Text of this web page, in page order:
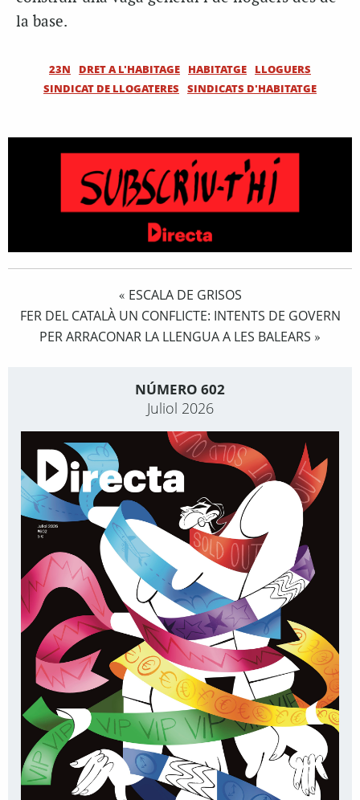
la base.
23N DRET A L'HABITAGE HABITATGE
LLOGUERS
SINDICAT DE LLOGATERES
SINDICATS D'HABITATGE
« ESCALA DE GRISOS
FER DEL CATALÀ UN CONFLICTE: INTENTS DE GOVERN
PER ARRACONAR LA LLENGUA A LES BALEARS »
NÚMERO 602
Juliol 2026